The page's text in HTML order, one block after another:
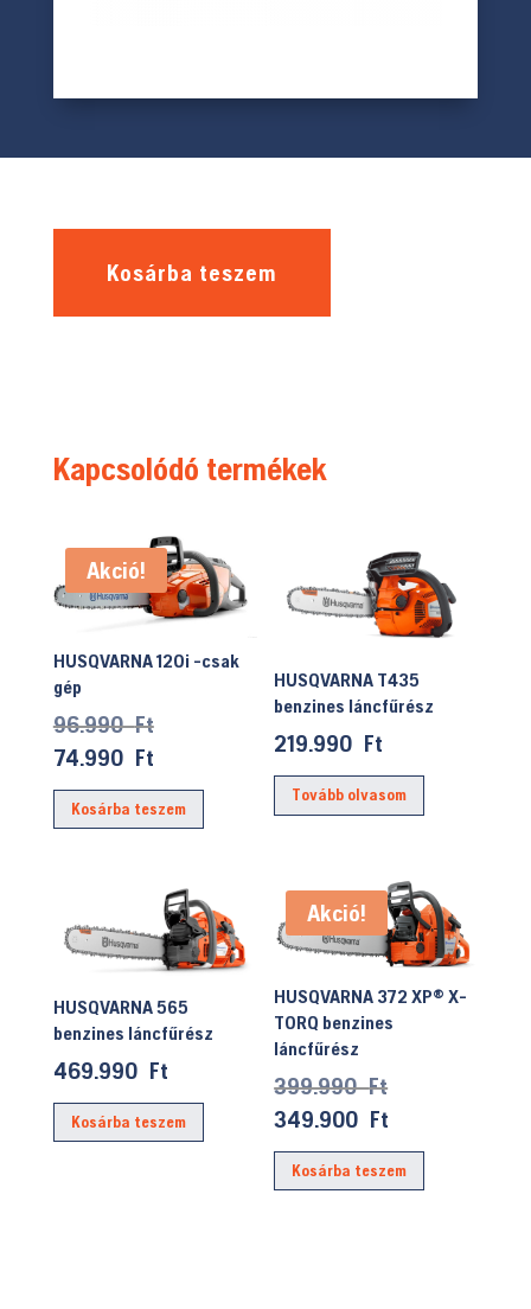
Kosárba teszem
Kapcsolódó termékek
Akció!
HUSQVARNA 120i -csak
gép
96.990FtOriginal
price
was:
96.990 Ft.
74.990 FtCurrent
price
is:
Kosárba teszem
HUSQVARNA T435
benzines láncfűrész
219.990 Ft
Tovább olvasom
HUSQVARNA 565
benzines láncfűrész
469.990 Ft
Kosárba teszem
Akció!
HUSQVARNA 372 XP® X-
TORQ benzines
láncfűrész
399.990FtOriginal
price
was:
399.990 Ft.
349.900 Ft
price
is:
Kosárba teszem